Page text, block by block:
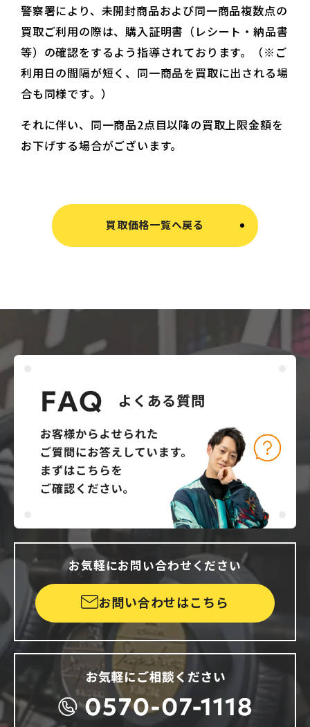
警察署により、未開封商品および同一商品複数点の
買取ご利用の際は、購入証明書（レシート・納品書
等）の確認をするよう指導されております。（※ご
利用日の間隔が短く、同一商品を買取に出される場
合も同様です。）
それに伴い、同一商品2点目以降の買取上限金額を
お下げする場合がございます。
買取価格一覧へ戻る
お気軽にお問い合わせください
お問い合わせはこちら